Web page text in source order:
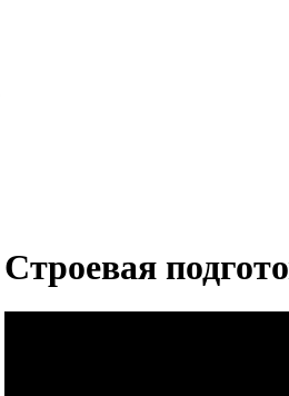
Строевая